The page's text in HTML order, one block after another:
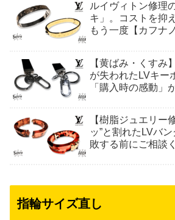
ルイヴィトン修理
キ」。コストを抑
もう一度【カフナ
【黄ばみ・くすみ
が失われたLVキー
「購入時の感動」
【樹脂ジュエリー
ッ”と割れたLVバ
敗する前にご相談
指輪サイズ直し